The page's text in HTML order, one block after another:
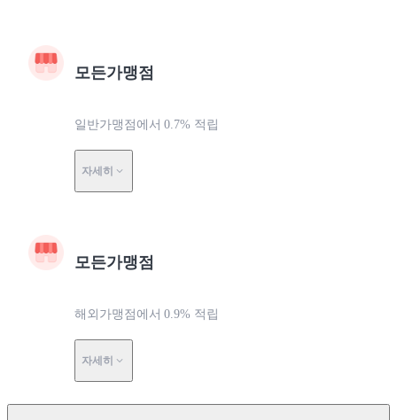
모든가맹점
일반가맹점에서 0.7% 적립
자세히
모든가맹점
해외가맹점에서 0.9% 적립
자세히